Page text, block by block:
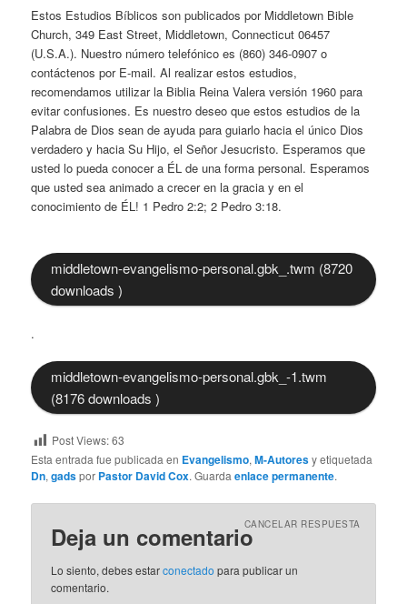
Estos Estudios Bíblicos son publicados por Middletown Bible
Church, 349 East Street, Middletown, Connecticut 06457
(U.S.A.). Nuestro número telefónico es (860) 346-0907 o
contáctenos por E-mail. Al realizar estos estudios,
recomendamos utilizar la Biblia Reina Valera versión 1960 para
evitar confusiones. Es nuestro deseo que estos estudios de la
Palabra de Dios sean de ayuda para guiarlo hacia el único Dios
verdadero y hacia Su Hijo, el Señor Jesucristo. Esperamos que
usted lo pueda conocer a ÉL de una forma personal. Esperamos
que usted sea animado a crecer en la gracia y en el
conocimiento de ÉL! 1 Pedro 2:2; 2 Pedro 3:18.
middletown-evangelismo-personal.gbk_.twm (8720
downloads )
.
middletown-evangelismo-personal.gbk_-1.twm
(8176 downloads )
Post Views:63
Esta entrada fue publicada en Evangelismo,M-Autoresy etiquetada
Dn,gadspor Pastor David Cox. Guardaenlace permanente.
Deja un comentarioCANCELAR RESPUESTA
Lo siento, debes estarconectado para publicar un
comentario.